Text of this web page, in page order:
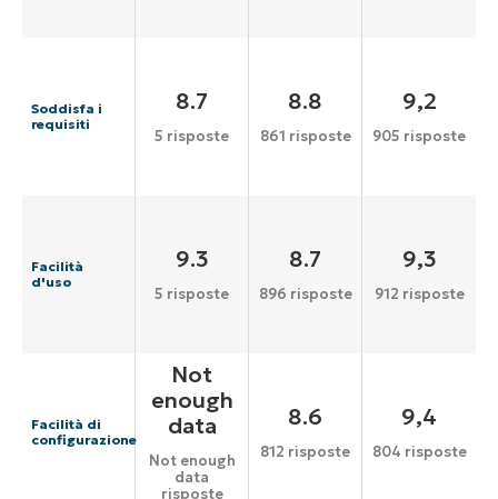
Soddisfa i
requisiti
8.7
5 risposte
8.8
861 risposte
9,2
905 risposte
Facilità
d'uso
9.3
5 risposte
8.7
896 risposte
9,3
912 risposte
Facilità di
configurazione
Not
enough
data
Not enough
data
risposte
8.6
812 risposte
9,4
804 risposte